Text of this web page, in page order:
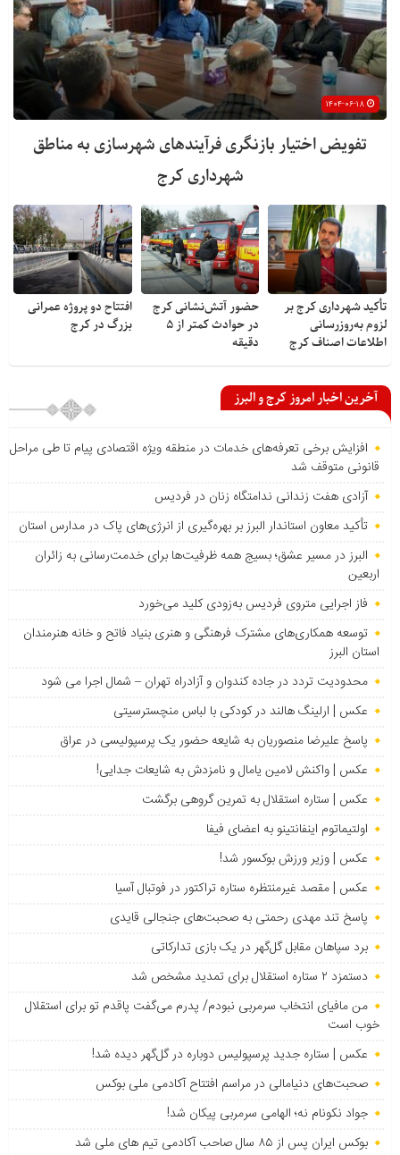
تفویض اختیار بازنگری فرآیندهای شهرسازی به مناطق
شهرداری کرج
تأکید شهرداری کرج بر
لزوم به‌روزرسانی
اطلاعات اصناف کرج
حضور آتش‌نشانی کرج
در حوادث کمتر از ۵
دقیقه
افتتاح دو پروژه عمرانی
بزرگ در کرج
آخرین اخبار امروز کرج و البرز
افزایش برخی تعرفه‌های خدمات در منطقه ویژه اقتصادی پیام تا طی مراحل
قانونی متوقف شد
آزادی هفت زندانی ندامتگاه زنان در فردیس
تأکید معاون استاندار البرز بر بهره‌گیری از انرژی‌های پاک در مدارس استان
البرز در مسیر عشق؛ بسیج همه ظرفیت‌ها برای خدمت‌رسانی به زائران
اربعین
فاز اجرایی متروی فردیس به‌زودی کلید می‌خورد
توسعه همکاری‌های مشترک فرهنگی و هنری بنیاد فاتح و خانه هنرمندان
استان البرز
محدودیت تردد در جاده کندوان و آزادراه تهران – شمال اجرا می شود
عکس | ارلینگ هالند در کودکی با لباس منچسترسیتی
پاسخ علیرضا منصوریان به شایعه حضور یک پرسپولیسی در عراق
عکس | واکنش لامین یامال و نامزدش به شایعات جدایی!
عکس | ستاره استقلال به تمرین گروهی برگشت
اولتیماتوم اینفانتینو به اعضای فیفا
عکس | وزیر ورزش بوکسور شد!
عکس | مقصد غیرمنتظره ستاره تراکتور در فوتبال آسیا
پاسخ تند مهدی رحمتی به صحبت‌های جنجالی قایدی
برد سپاهان مقابل گل‌گهر در یک بازی تدارکاتی
دستمزد ۲ ستاره استقلال برای تمدید مشخص شد
من مافیای انتخاب سرمربی نبودم/ پدرم می‌گفت پاقدم تو برای استقلال
خوب است
عکس | ستاره جدید پرسپولیس دوباره در گل‌گهر دیده شد!
صحبت‌های دنیامالی در مراسم افتتاح آکادمی ملی بوکس
جواد نکونام نه؛ الهامی سرمربی پیکان شد!
بوکس ایران پس از ۸۵ سال صاحب آکادمی تیم های ملی شد